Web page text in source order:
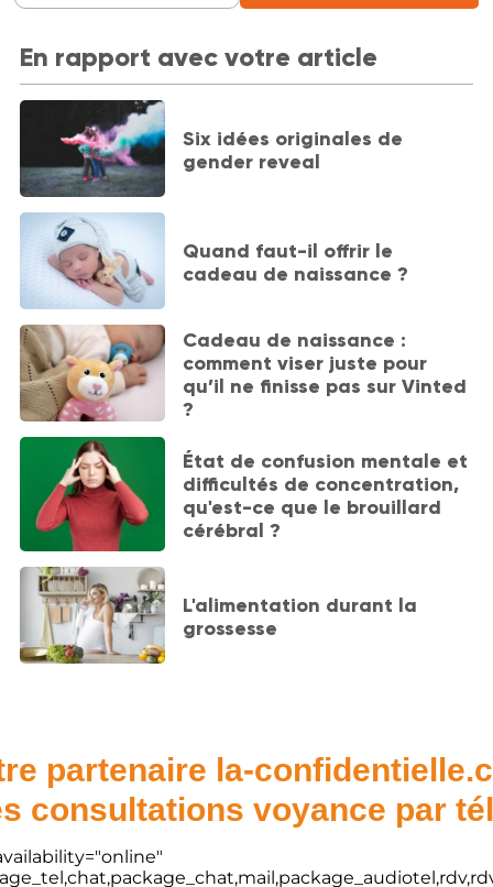
En rapport avec votre article
Six idées originales de
gender reveal
Quand faut-il offrir le
cadeau de naissance ?
Cadeau de naissance :
comment viser juste pour
qu’il ne finisse pas sur Vinted
?
État de confusion mentale et
difficultés de concentration,
qu'est-ce que le brouillard
cérébral ?
L'alimentation durant la
grossesse
partenaire la-
consultations voyance par